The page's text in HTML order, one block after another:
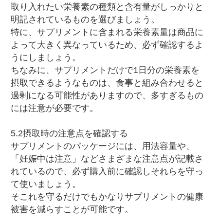
取り入れたい栄養素の種類と含有量がしっかりと
明記されているものを選びましょう。
特に、サプリメントに含まれる栄養素量は商品に
よって大きく異なっているため、必ず確認するよ
うにしましょう。
ちなみに、サプリメントだけで1日分の栄養素を
摂取できるようなものは、食事と組み合わせると
過剰になる可能性がありますので、多すぎるもの
には注意が必要です。
5.2摂取時の注意点を確認する
サプリメントのパッケージには、用法容量や、
「妊娠中は注意」などさまざまな注意点が記載さ
れているので、必ず購入前に確認しそれらを守っ
て使いましょう。
そこれを守るだけでもかなりサプリメントの健康
被害を減らすことが可能です。